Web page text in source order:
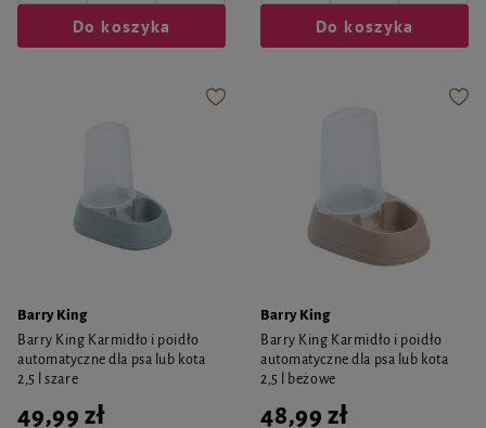
Do koszyka Do koszyka
Barry King
Barry King Karmidło i poidło
automatyczne dla psa lub kota
2,5 l szare
49,99 zł
Barry King
Barry King Karmidło i poidło
automatyczne dla psa lub kota
2,5 l beżowe
48,99 zł